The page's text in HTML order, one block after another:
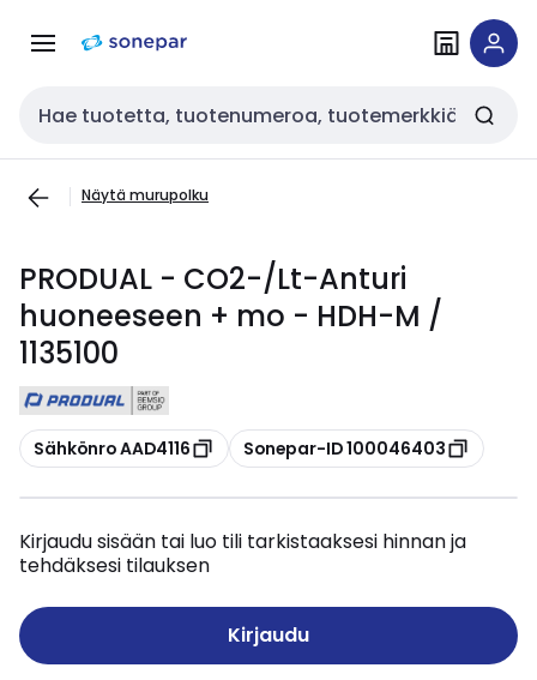
navigointiinsisältöön
Haku
Näytä murupolku
PRODUAL - CO2-/Lt-Anturi
huoneeseen + mo - HDH-M /
1135100
Kopioi
Sähkönro AAD4116 Kopioi
Sonepar-ID 100046403
Kirjaudu sisään tai luo tili tarkistaaksesi hinnan ja
tehdäksesi tilauksen
Kirjaudu